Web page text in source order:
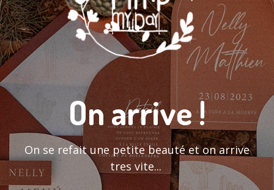
On arrive !
On se refait une petite beauté et on arrive
tres vite...